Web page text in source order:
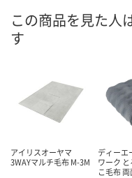
この商品を見た人
す
アイリスオーヤマ
3WAYマルチ毛布 M-3M
ディーエ
ワーク
こ毛布